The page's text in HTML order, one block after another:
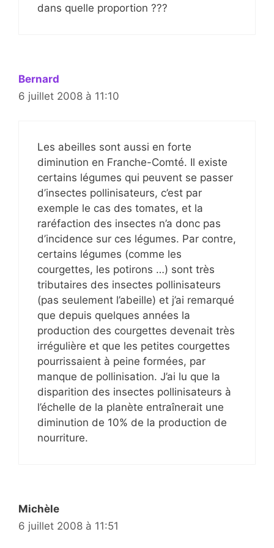
dans quelle proportion ???
Bernard
6 juillet 2008 à 11:10
Les abeilles sont aussi en forte
diminution en Franche-Comté. Il existe
certains légumes qui peuvent se passer
d’insectes pollinisateurs, c’est par
exemple le cas des tomates, et la
raréfaction des insectes n’a donc pas
d’incidence sur ces légumes. Par contre,
certains légumes (comme les
courgettes, les potirons …) sont très
tributaires des insectes pollinisateurs
(pas seulement l’abeille) et j’ai remarqué
que depuis quelques années la
production des courgettes devenait très
irrégulière et que les petites courgettes
pourrissaient à peine formées, par
manque de pollinisation. J’ai lu que la
disparition des insectes pollinisateurs à
l’échelle de la planète entraînerait une
diminution de 10% de la production de
nourriture.
Michèle
6 juillet 2008 à 11:51